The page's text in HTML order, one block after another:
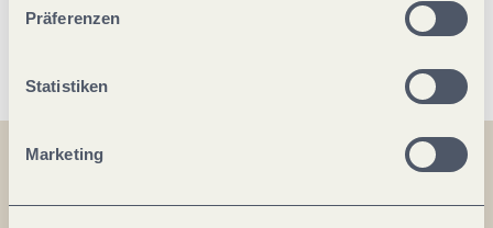
Präferenzen
Statistiken
Marketing